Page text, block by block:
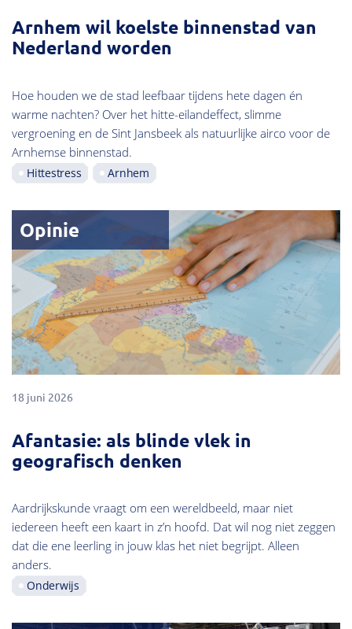
Arnhem wil koelste binnenstad van
Nederland worden
Hoe houden we de stad leefbaar tijdens hete dagen én
warme nachten? Over het hitte-eilandeffect, slimme
vergroening en de Sint Jansbeek als natuurlijke airco voor de
Arnhemse binnenstad.
Hittestress Arnhem
Opinie
18 juni 2026
Afantasie: als blinde vlek in
geografisch denken
Aardrijkskunde vraagt om een wereldbeeld, maar niet
iedereen heeft een kaart in z’n hoofd. Dat wil nog niet zeggen
dat die ene leerling in jouw klas het niet begrijpt. Alleen
anders.
Onderwijs